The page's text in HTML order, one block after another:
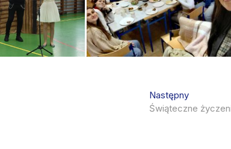
NastępnyNext
post:
Świąteczne